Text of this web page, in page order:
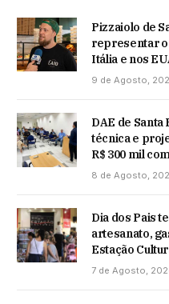
Pizzaiolo de
representar o
Itália e nos
9 de Agosto,
DAE de
técnica e
R$ 300 mil
8 de Agosto,
Dia dos Pais
artesanato,
Estação
7 de Agosto,